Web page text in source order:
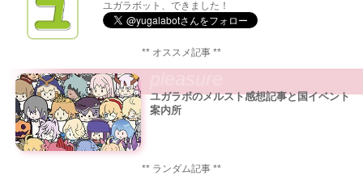
ユガラボット、できました！
** オススメ記事 **
ユガラボのメルスト感想記事と国イベント
案内所
** ランダム記事 **